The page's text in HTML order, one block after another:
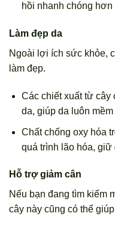
hồi nhanh chóng
Làm đẹp da
Ngoài lợi ích sức khỏe,
làm đẹp.
Các chiết xuất từ cây
da, giúp da luôn
Chất chống oxy hóa
quá trình lão hóa, giữ
Hỗ trợ giảm cân
Nếu bạn đang tìm kiếm
cây này cũng có thể